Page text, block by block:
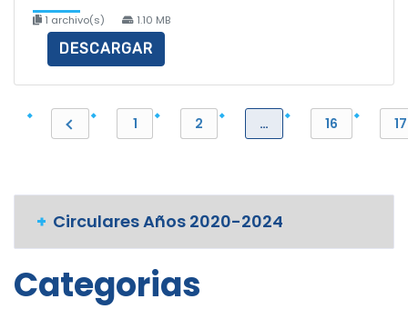
1 archivo(s) 1.10 MB
DESCARGAR
1 2 … 16 17
Circulares Años 2020-2024
Categorias